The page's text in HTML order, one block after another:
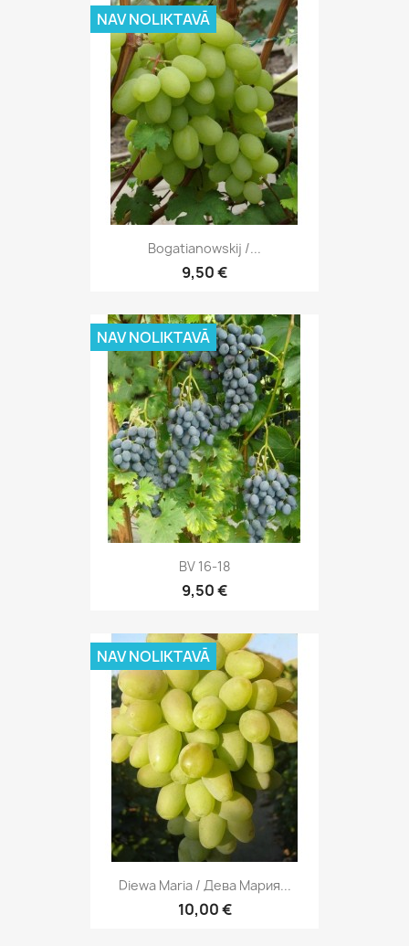
Bogatianowskij /...
9,50 €
NAV NOLIKTAVĀ
BV 16-18
9,50 €
NAV NOLIKTAVĀ
Diewa Maria / Дева Мария...
10,00 €
NAV NOLIKTAVĀ